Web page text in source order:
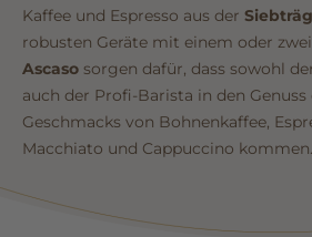
Kaffee und Espresso aus der
robusten Geräte mit einem oder
Ascaso sorgen dafür, dass sowohl
auch der Profi-Barista in den Genuss
Geschmacks von Bohnenkaffee,
Macchiato und Cappuccino kommen.